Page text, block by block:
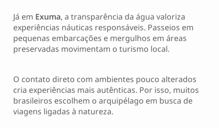
Já em Exuma, a transparência da água valoriza
experiências náuticas responsáveis. Passeios em
pequenas embarcações e mergulhos em áreas
preservadas movimentam o turismo local.
O contato direto com ambientes pouco alterados
cria experiências mais autênticas. Por isso, muitos
brasileiros escolhem o arquipélago em busca de
viagens ligadas à natureza.